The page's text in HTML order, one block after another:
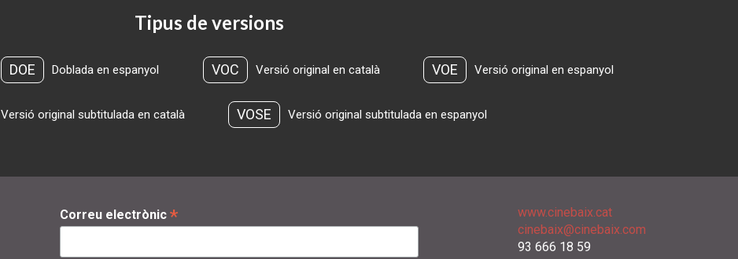
Tipus de versions
DOE Doblada en espanyol VOC Versió original en català VOE Versió original en espanyol
Versió original subtitulada en català VOSE Versió original subtitulada en espanyol
Correu electrònic *
www.cinebaix.cat
cinebaix@cinebaix.com
93 666 18 59